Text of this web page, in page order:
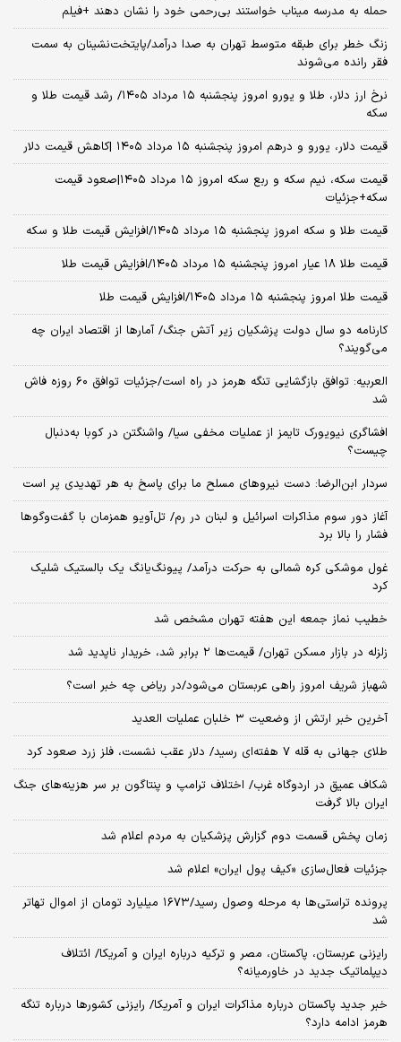
حمله به مدرسه میناب خواستند بی‌رحمی خود را نشان دهند +فیلم
زنگ خطر برای طبقه متوسط تهران به صدا درآمد/پایتخت‌نشینان به سمت
فقر رانده می‌شوند
نرخ ارز دلار، طلا و یورو امروز پنجشنبه ۱۵ مرداد ۱۴۰۵/ رشد قیمت طلا و
سکه
قیمت دلار، یورو و درهم امروز پنجشنبه ۱۵ مرداد ۱۴۰۵ |کاهش قیمت دلار
قیمت سکه، نیم سکه و ربع سکه امروز ۱۵ مرداد ۱۴۰۵|صعود قیمت
سکه+جزئیات
قیمت طلا و سکه امروز پنجشنبه ۱۵ مرداد ۱۴۰۵/افزایش قیمت طلا و سکه
قیمت طلا ۱۸ عیار امروز پنجشنبه ۱۵ مرداد ۱۴۰۵/افزایش قیمت طلا
قیمت طلا امروز پنجشنبه ۱۵ مرداد ۱۴۰۵/افزایش قیمت طلا
کارنامه دو سال دولت پزشکیان زیر آتش جنگ/ آمارها از اقتصاد ایران چه
می‌گویند؟
العربیه: توافق بازگشایی تنگه هرمز در راه است/جزئیات توافق ۶۰ روزه فاش
شد
افشاگری نیویورک تایمز از عملیات مخفی سیا/ واشنگتن در کوبا به‌دنبال
چیست؟
سردار ابن‌الرضا: دست نیروهای مسلح ما برای پاسخ به هر تهدیدی پر است
آغاز دور سوم مذاکرات اسرائیل و لبنان در رم/ تل‌آویو همزمان با گفت‌وگوها
فشار را بالا برد
غول موشکی کره شمالی به حرکت درآمد/ پیونگ‌یانگ یک بالستیک شلیک
کرد
خطیب نماز جمعه این هفته تهران مشخص شد
زلزله در بازار مسکن تهران/ قیمت‌ها ۲ برابر شد، خریدار ناپدید شد
شهباز شریف امروز راهی عربستان می‌شود/در ریاض چه خبر است؟
آخرین خبر ارتش از وضعیت ۳ خلبان عملیات العدید
طلای جهانی به قله ۷ هفته‌ای رسید/ دلار عقب نشست، فلز زرد صعود کرد
شکاف عمیق در اردوگاه غرب/ اختلاف ترامپ و پنتاگون بر سر هزینه‌های جنگ
ایران بالا گرفت
زمان پخش قسمت دوم گزارش پزشکیان به مردم اعلام شد
جزئیات فعال‌سازی «کیف پول ایران» اعلام شد
پرونده تراستی‌ها به مرحله وصول رسید/۱۶۷۳ میلیارد تومان از اموال تهاتر
شد
رایزنی عربستان، پاکستان، مصر و ترکیه درباره ایران و آمریکا/ ائتلاف
دیپلماتیک جدید در خاورمیانه؟
خبر جدید پاکستان درباره مذاکرات ایران و آمریکا/ رایزنی کشورها درباره تنگه
هرمز ادامه دارد؟